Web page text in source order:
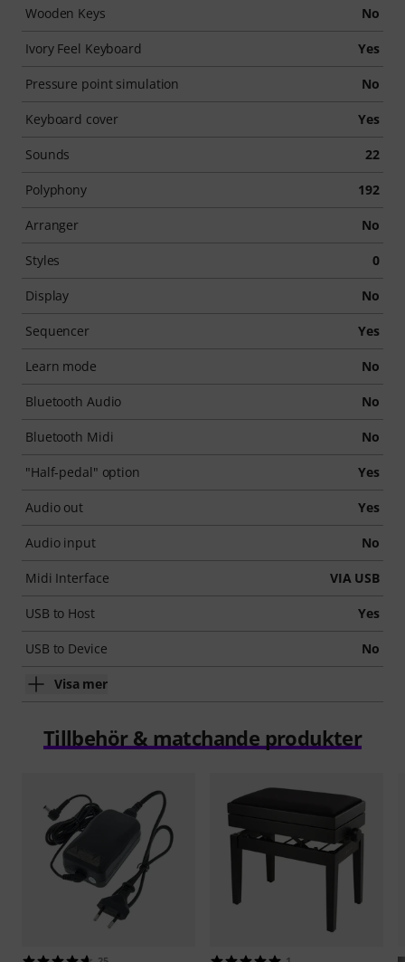
Wooden Keys No
Ivory Feel Keyboard Yes
Pressure point simulation No
Keyboard cover Yes
Sounds 22
Polyphony 192
Arranger No
Styles 0
Display No
Sequencer Yes
Learn mode No
Bluetooth Audio No
Bluetooth Midi No
"Half-pedal" option Yes
Audio out Yes
Audio input No
Midi Interface VIA USB
USB to Host Yes
USB to Device No
Visa mer
Tillbehör & matchande produkter